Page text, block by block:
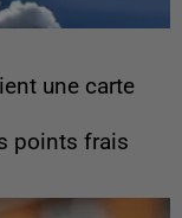
une carte
points frais